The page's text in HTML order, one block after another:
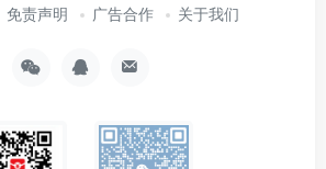
免责声明 广告合作 关于我们